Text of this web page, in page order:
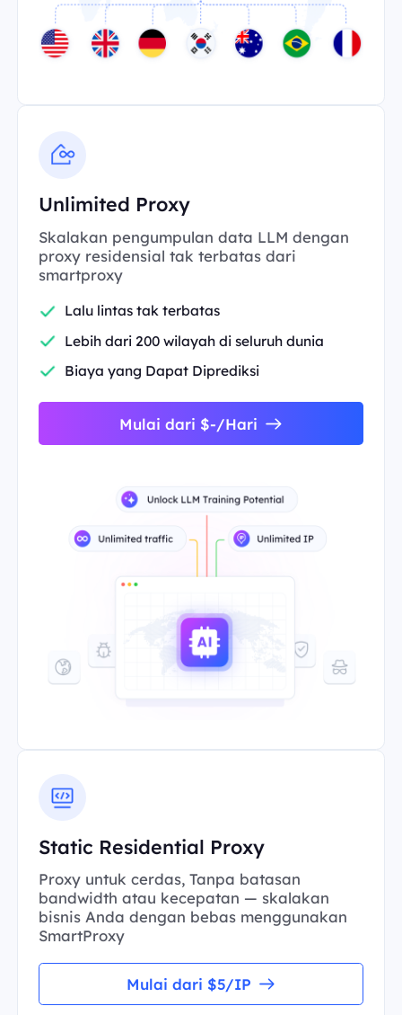
Unlimited Proxy
Skalakan pengumpulan data LLM dengan
proxy residensial tak terbatas dari
smartproxy
Lalu lintas tak terbatas
Lebih dari 200 wilayah di seluruh dunia
Biaya yang Dapat Diprediksi
Mulai dari $-/Hari
Static Residential Proxy
Proxy untuk cerdas, Tanpa batasan
bandwidth atau kecepatan — skalakan
bisnis Anda dengan bebas menggunakan
SmartProxy
Mulai dari $5/IP